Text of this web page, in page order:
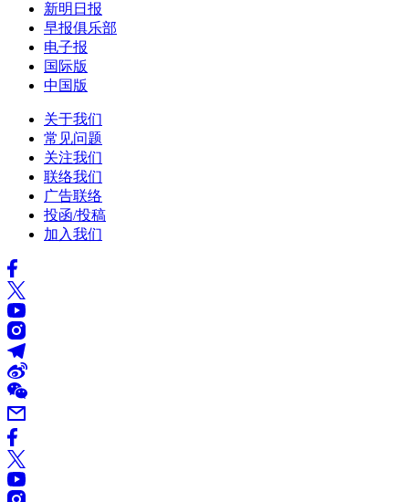
新明日报
早报俱乐部
电子报
国际版
中国版
关于我们
常见问题
关注我们
联络我们
广告联络
投函/投稿
加入我们